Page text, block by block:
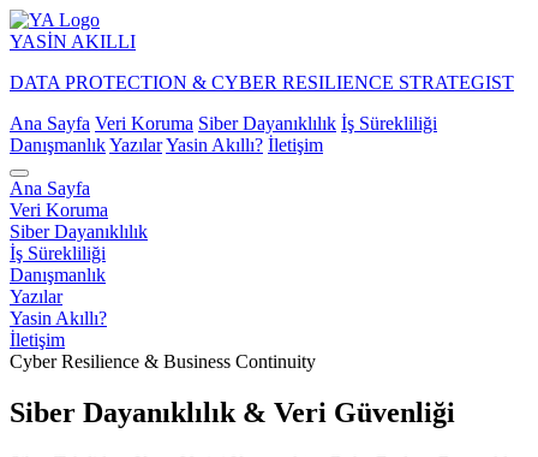
YASİN AKILLI
DATA PROTECTION & CYBER RESILIENCE STRATEGIST
Ana Sayfa Veri Koruma Siber Dayanıklılık İş Sürekliliği
DanışmanlıkYazılarYasin Akıllı? İletişim
Ana Sayfa
Veri Koruma
Siber Dayanıklılık
İş Sürekliliği
Danışmanlık
Yazılar
Yasin Akıllı?
İletişim
Cyber Resilience & Business Continuity
Siber Dayanıklılık & Veri Güvenliği